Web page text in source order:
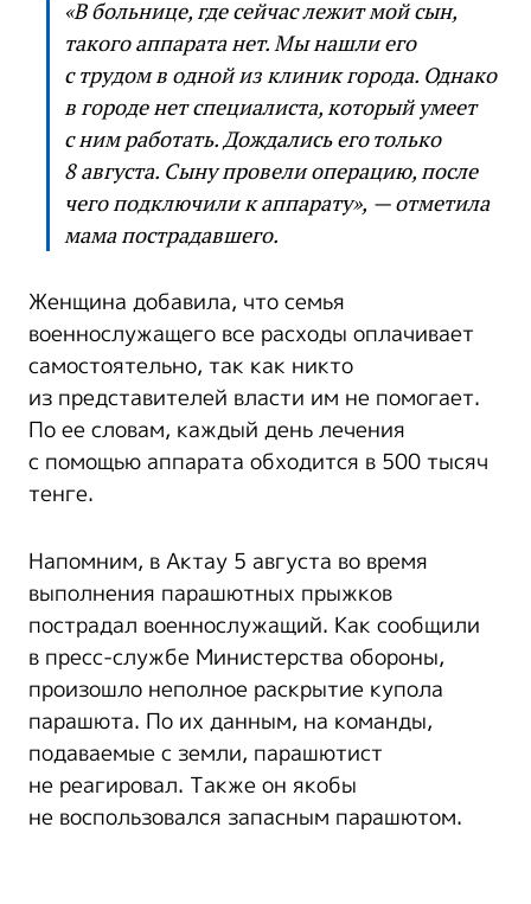
«В больнице, где сейчас лежит мой сын,
такого аппарата нет. Мы нашли его
с трудом в одной из клиник города. Однако
в городе нет специалиста, который умеет
с ним работать. Дождались его только
8 августа. Сыну провели операцию, после
чего подключили к аппарату», — отметила
мама пострадавшего.
Женщина добавила, что семья
военнослужащего все расходы оплачивает
самостоятельно, так как никто
из представителей власти им не помогает.
По ее словам, каждый день лечения
с помощью аппарата обходится в 500 тысяч
тенге.
Напомним, в Актау 5 августа во время
выполнения парашютных прыжков
пострадал военнослужащий. Как сообщили
в пресс-службе Министерства обороны,
произошло неполное раскрытие купола
парашюта. По их данным, на команды,
подаваемые с земли, парашютист
не реагировал. Также он якобы
не воспользовался запасным парашютом.